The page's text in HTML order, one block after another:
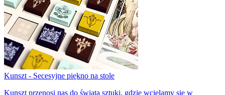
Kunszt - Secesyjne piękno na stole
Kunszt przenosi nas do świata sztuki, gdzie wcielamy się w